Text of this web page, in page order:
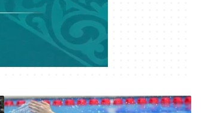
К чему придёт суд? Астанчанка
требует компенсацию за
утонувшую во время ливня
иномарку
Сегодня 10:17
почему казахстанцы всё больше
тратят на ремонт авто